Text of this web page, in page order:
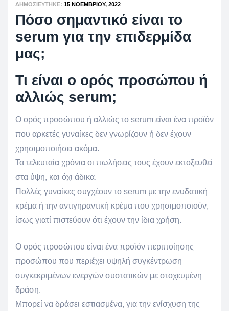
ΔΗΜΟΣΙΕΎΤΗΚΕ: 15 ΝΟΕΜΒΡΊΟΥ, 2022
Πόσο σημαντικό είναι το
serum για την επιδερμίδα
μας;
Τι είναι ο ορός προσώπου ή
αλλιώς serum;
O ορός προσώπου ή αλλιώς το serum είναι ένα προϊόν
που αρκετές γυναίκες δεν γνωρίζουν ή δεν έχουν
χρησιμοποιήσει ακόμα.
Τα τελευταία χρόνια οι πωλήσεις τους έχουν εκτοξευθεί
στα ύψη, και όχι άδικα.
Πολλές γυναίκες συγχέουν το serum με την ενυδατική
κρέμα ή την αντιγηραντική κρέμα που χρησιμοποιούν,
ίσως γιατί πιστεύουν ότι έχουν την ίδια χρήση.
O ορός προσώπου είναι ένα προϊόν περιποίησης
προσώπου που περιέχει υψηλή συγκέντρωση
συγκεκριμένων ενεργών συστατικών με στοχευμένη
δράση.
Μπορεί να δράσει εστιασμένα, για την ενίσχυση της